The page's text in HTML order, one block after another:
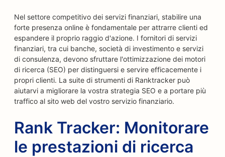
Nel settore competitivo dei servizi finanziari, stabilire una
forte presenza online è fondamentale per attrarre clienti ed
espandere il proprio raggio d'azione. I fornitori di servizi
finanziari, tra cui banche, società di investimento e servizi
di consulenza, devono sfruttare l'ottimizzazione dei motori
di ricerca (SEO) per distinguersi e servire efficacemente i
propri clienti. La suite di strumenti di Ranktracker può
aiutarvi a migliorare la vostra strategia SEO e a portare più
traffico al sito web del vostro servizio finanziario.
Rank Tracker: Monitorare
le prestazioni di ricerca